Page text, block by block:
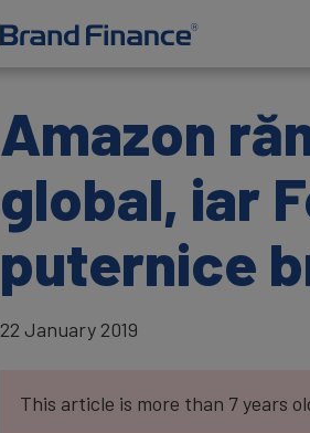
Amazon
global, iar
puternice
22 January 2019
This article is more than 7 years